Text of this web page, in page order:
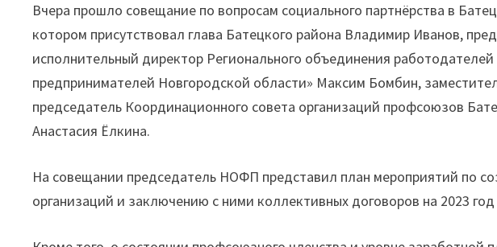
Вчера прошло совещание по вопросам социального партнёрства в
котором присутствовал глава Батецкого района Владимир Иванов,
исполнительный директор Регионального объединения
предпринимателей Новгородской области» Максим Бомбин,
председатель Координационного совета организаций профсоюзов
Анастасия Ёлкина.
На совещании председатель НОФП представил план мероприятий по
организаций и заключению с ними коллективных договоров на 2023